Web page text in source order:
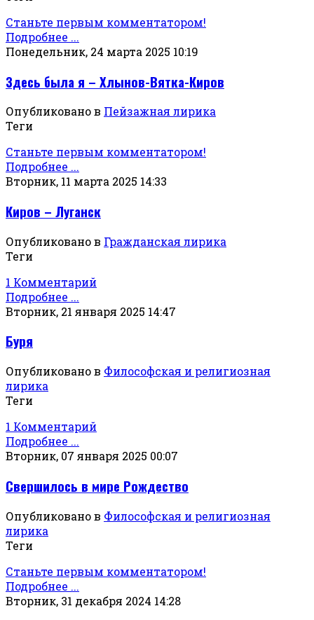
Станьте первым комментатором!
Подробнее ...
Понедельник, 24 марта 2025 10:19
Здесь была я – Хлынов-Вятка-Киров
Опубликовано в Пейзажная лирика
Теги
Станьте первым комментатором!
Подробнее ...
Вторник, 11 марта 2025 14:33
Киров – Луганск
Опубликовано в Гражданская лирика
Теги
1 Комментарий
Подробнее ...
Вторник, 21 января 2025 14:47
Буря
Опубликовано в Философская и религиозная
лирика
Теги
1 Комментарий
Подробнее ...
Вторник, 07 января 2025 00:07
Свершилось в мире Рождество
Опубликовано в Философская и религиозная
лирика
Теги
Станьте первым комментатором!
Подробнее ...
Вторник, 31 декабря 2024 14:28